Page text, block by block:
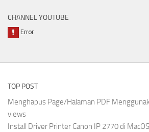
CHANNEL YOUTUBE
TOP POST
Menghapus Page/Halaman PDF
views
Install Driver Printer Canon IP 2770 di MacOS